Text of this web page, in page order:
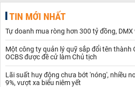
TIN MỚI NHẤT
Tự doanh mua ròng hơn 300 tỷ đồng,
Một công ty quản lý quỹ sắp đổi tên thành
OCBS được đề cử làm Chủ tịch
Lãi suất huy động chưa bớt 'nóng', nhiều
9%, vượt xa biểu niêm yết